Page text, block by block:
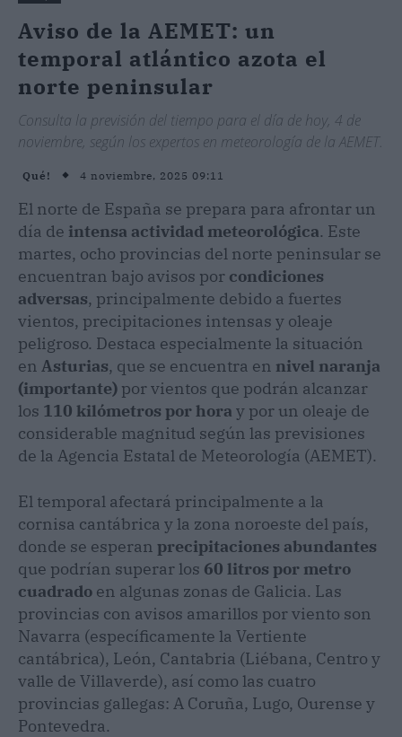
Aviso de la AEMET: un
temporal atlántico azota el
norte peninsular
Consulta la previsión del tiempo para el día de hoy, 4 de
noviembre, según los expertos en meteorología de la AEMET.
Qué! 4 noviembre, 2025 09:11
El norte de España se prepara para afrontar un
día de intensa actividad meteorológica. Este
martes, ocho provincias del norte peninsular se
encuentran bajo avisos por condiciones
adversas, principalmente debido a fuertes
vientos, precipitaciones intensas y oleaje
peligroso. Destaca especialmente la situación
en Asturias, que se encuentra en nivel naranja
(importante) por vientos que podrán alcanzar
los 110 kilómetros por hora y por un oleaje de
considerable magnitud según las previsiones
de la Agencia Estatal de Meteorología (AEMET).
El temporal afectará principalmente a la
cornisa cantábrica y la zona noroeste del país,
donde se esperan precipitaciones abundantes
que podrían superar los 60 litros por metro
cuadrado en algunas zonas de Galicia. Las
provincias con avisos amarillos por viento son
Navarra (específicamente la Vertiente
cantábrica), León, Cantabria (Liébana, Centro y
valle de Villaverde), así como las cuatro
provincias gallegas: A Coruña, Lugo, Ourense y
Pontevedra.